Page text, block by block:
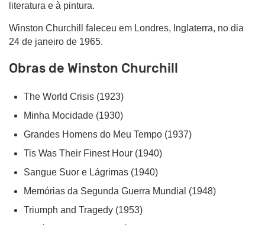
literatura e à pintura.
Winston Churchill faleceu em Londres, Inglaterra, no dia
24 de janeiro de 1965.
Obras de Winston Churchill
The World Crisis (1923)
Minha Mocidade (1930)
Grandes Homens do Meu Tempo (1937)
Tis Was Their Finest Hour (1940)
Sangue Suor e Lágrimas (1940)
Memórias da Segunda Guerra Mundial (1948)
Triumph and Tragedy (1953)